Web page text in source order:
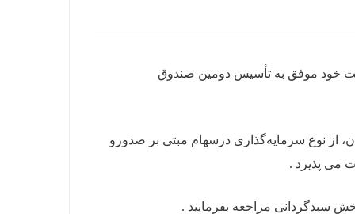
خود موفق به تأسیس دومین صندوق
از نوع سرمایه‌گذاری درسهام مبتی بر صدورو
سبدگردانی مراجعه بفرمایید .